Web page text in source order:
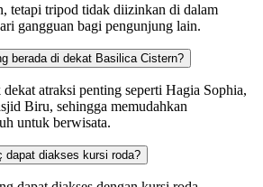
tetapi tripod tidak diizinkan di dalam
gangguan bagi pengunjung lain.
berada di dekat Basilica Cistern?
atraksi penting seperti Hagia Sophia,
Biru, sehingga memudahkan
untuk berwisata.
dapat diakses kursi roda?